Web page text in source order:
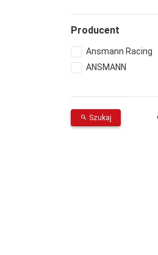
Producent
Ansmann Racing
ANSMANN
Szukaj